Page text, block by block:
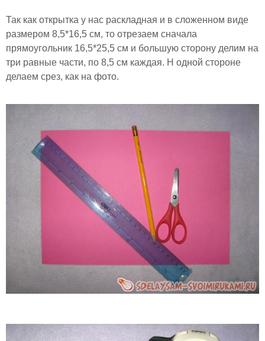
Так как открытка у нас раскладная и в сложенном виде
размером 8,5*16,5 см, то отрезаем сначала
прямоугольник 16,5*25,5 см и большую сторону делим на
три равные части, по 8,5 см каждая. Н одной стороне
делаем срез, как на фото.